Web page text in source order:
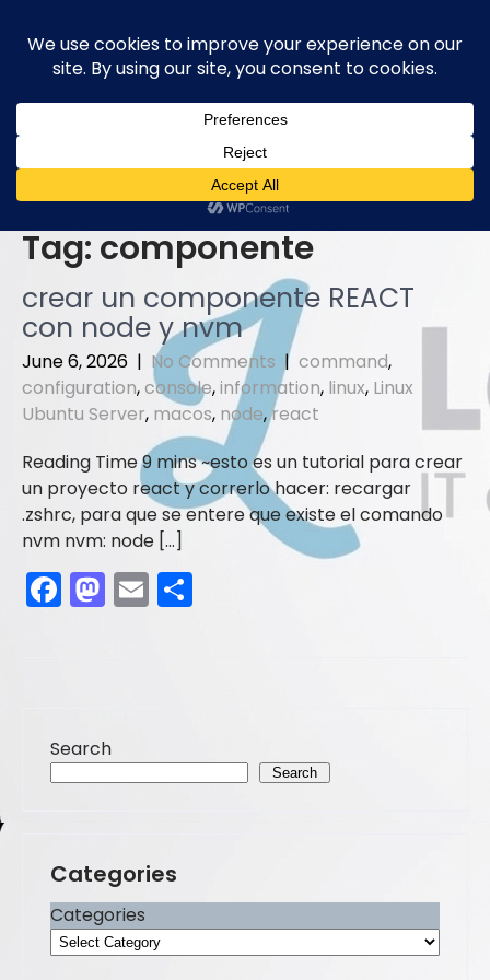
content
Tag: componente
crear un componente REACT
con node y nvm
June 6, 2026 | No Comments | command,
configuration,console,information, linux, Linux
Ubuntu Server, macos, node,react
esto es un tutorial para crear
un proyecto react y correrlo hacer: recargar
.zshrc, para que se entere que existe el comando
nvm nvm: node […]
F
a
o
o
M
a
o
n
E
m
Search
Search
Categories
Categories